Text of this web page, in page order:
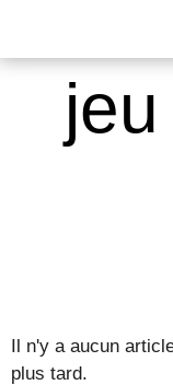
Il n'y a aucun
plus tard.